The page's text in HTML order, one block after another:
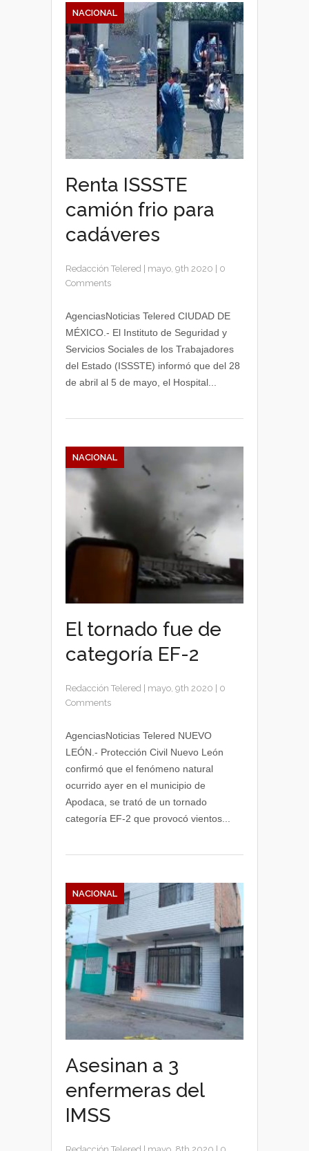
NACIONAL
Renta ISSSTE
camión frio para
cadáveres
Redacción Telered mayo, 9th 2020
0
Comments
AgenciasNoticias Telered CIUDAD DE
MÉXICO.- El Instituto de Seguridad y
Servicios Sociales de los Trabajadores
del Estado (ISSSTE) informó que del 28
de abril al 5 de mayo, el Hospital...
NACIONAL
El tornado fue de
categoría EF-2
Redacción Telered mayo, 9th 2020
0
Comments
AgenciasNoticias Telered NUEVO
LEÓN.- Protección Civil Nuevo León
confirmó que el fenómeno natural
ocurrido ayer en el municipio de
Apodaca, se trató de un tornado
categoría EF-2 que provocó vientos...
NACIONAL
Asesinan a 3
enfermeras del
IMSS